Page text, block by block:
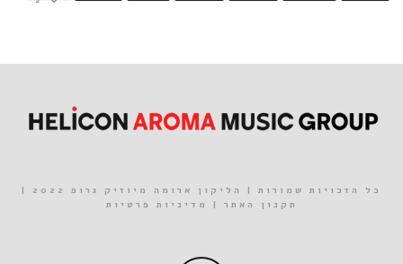
כל הזכויות שמורות | הליקון ארומה מיוזיק גרופ 2022 |
תקנון האתר | מדיניות פרטיות